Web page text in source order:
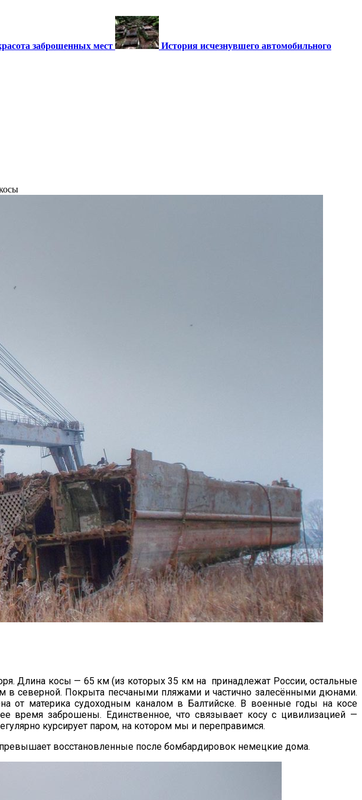
заброшенных мест История исчезнувшего автомобильного
Длина косы — 65 км (из которых 35 км на принадлежат России, остальные
северной. Покрыта песчаными пляжами и частично залесёнными дюнами.
от материка судоходным каналом в Балтийске. В военные годы на косе
время заброшены. Единственное, что связывает косу с цивилизацией —
курсирует паром, на котором мы и переправимся.
превышает восстановленные после бомбардировок немецкие дома.